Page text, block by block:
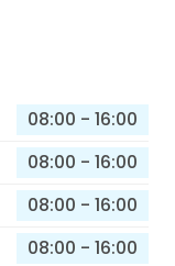
08:00 - 16:00
08:00 - 16:00
08:00 - 16:00
08:00 - 16:00